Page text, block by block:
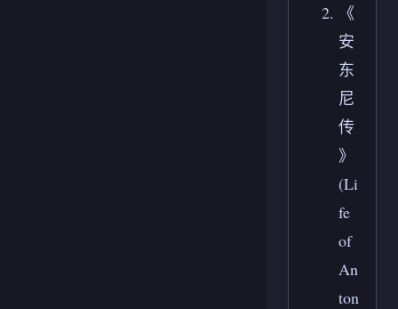
《
安
东
尼
传
》
(Li
fe
of
An
ton